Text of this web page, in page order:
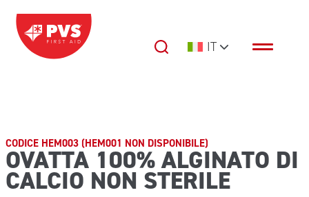
Vai al contenuto
Navigazione principale IT
CODICE HEM003 (HEM001 NON DISPONIBILE)
OVATTA 100% ALGINATO DI
CALCIO NON STERILE